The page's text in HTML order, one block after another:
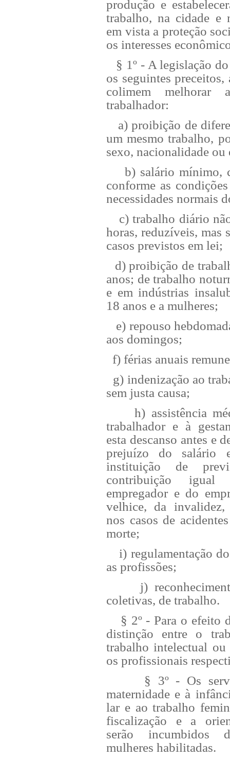
produção e
trabalho, na cidade e
em vista a proteção
os interesses
§ 1º - A legislação do
os seguintes
colimem melhorar
trabalhador:
a) proibição de
um mesmo trabalho,
sexo, nacionalidade
b) salário mínimo,
conforme as
necessidades normais
c) trabalho diário não
horas, reduzíveis, mas
casos previstos em lei;
d) proibição de
anos; de trabalho
e em indústrias
18 anos e a mulheres;
e) repouso
aos domingos;
f) férias anuais
g) indenização ao
sem justa causa;
h) assistência
trabalhador e à
esta descanso antes e
prejuízo do salário
instituição de
contribuição
empregador e do
velhice, da invalidez,
nos casos de
morte;
i) regulamentação do
as profissões;
j) reconhecimento
coletivas, de trabalho.
§ 2º - Para o efeito
distinção entre o
trabalho intelectual
os profissionais
§ 3º - Os
maternidade e à
lar e ao trabalho
fiscalização e a
serão incumbidos
mulheres habilitadas.